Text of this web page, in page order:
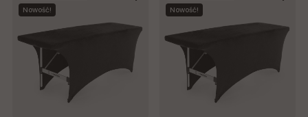
Nowość! Nowość!